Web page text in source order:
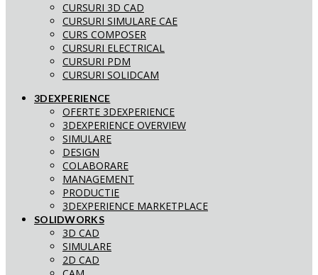
CURSURI 3D CAD
CURSURI SIMULARE CAE
CURS COMPOSER
CURSURI ELECTRICAL
CURSURI PDM
CURSURI SOLIDCAM
3DEXPERIENCE
OFERTE 3DEXPERIENCE
3DEXPERIENCE OVERVIEW
SIMULARE
DESIGN
COLABORARE
MANAGEMENT
PRODUCTIE
3DEXPERIENCE MARKETPLACE
SOLIDWORKS
3D CAD
SIMULARE
2D CAD